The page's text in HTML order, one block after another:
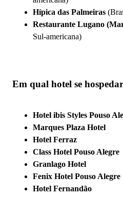
Hípica das Palmeiras
Restaurante Lugano
Sul-americana)
Em qual hotel se
Hotel ibis Styles Pouso
Marques Plaza Hotel
Hotel Ferraz
Class Hotel Pouso Alegre
Granlago Hotel
Fenix Hotel Pouso Alegre
Hotel Fernandão